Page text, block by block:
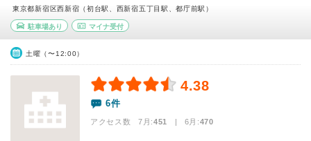
東京都新宿区西新宿（初台駅、西新宿五丁目駅、都庁前駅）
駐車場あり マイナ受付
土曜（〜12:00）
4.38
6件
アクセス数 7月:451 | 6月:470